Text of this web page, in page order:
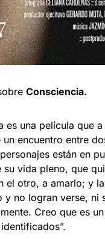
Consciencia.
es una película que
encuentro entre
están en
su vida pleno, que
el otro, a amarlo; y
y no logran verse, ni
Creo que es